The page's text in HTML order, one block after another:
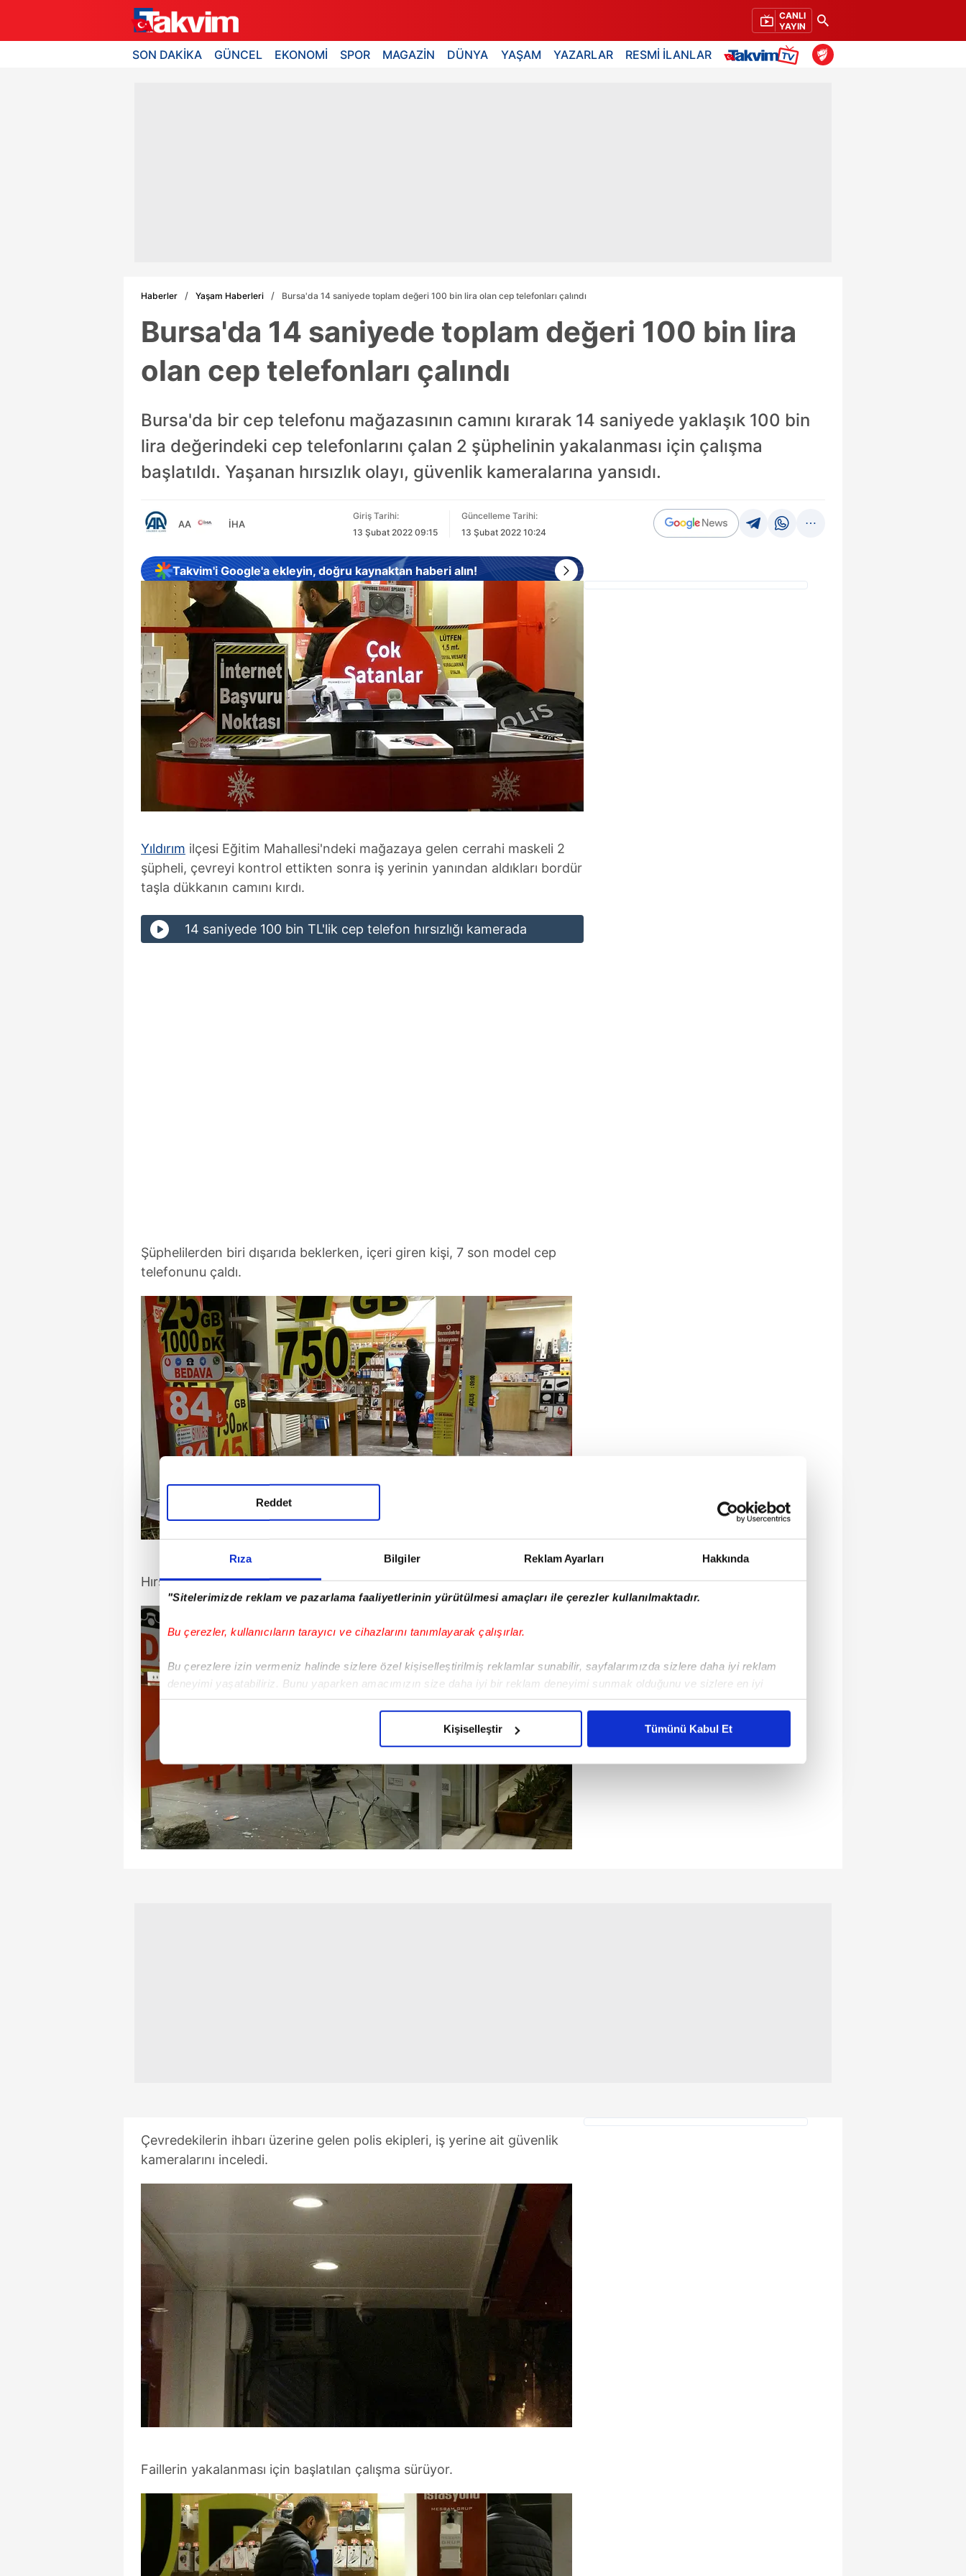
Rıza Bilgiler Reklam Ayarları Hakkında
"Sitelerimizde reklam ve pazarlama faaliyetlerinin yürütülmesi amaçları ile çerezler kullanılmaktadır.
Bu çerezler, kullanıcıların tarayıcı ve cihazlarını tanımlayarak çalışırlar.
Bu çerezlere izin vermeniz halinde sizlere özel kişiselleştirilmiş reklamlar sunabilir, sayfalarımızda sizlere daha iyi reklam
deneyimi yaşatabiliriz. Bunu yaparken amacımızın size daha iyi bir reklam deneyimi sunmak olduğunu ve sizlere en iyi
içerikleri sunabilmek adına elimizden gelen çabayı gösterdiğimizi ve bu noktada, reklamların maliyetlerimizi karşılamak
Sizlere daha iyi bir hizmet sunabilmek için İnternet Sitemizde kendimize ve üçüncü kişilere ait çerezler kullanılmaktadır. Bu
çerezler vasıtasıyla çeşitli kişisel verileriniz işlenmekte olup gerekli olan çerezler bilgi toplumu hizmetlerinin sunulması
amacıyla kullanılmaktadır. Diğer çerezler, sitemizin daha işlevsel kılınması ve kişiselleştirilmesi ve sizlere yönelik
reklam/pazarlama faaliyetlerinin yapılması, amaçlarıyla sınırlı olarak açık rızanız dahilinde kullanılacaktır.
Reddet
Kişiselleştir Tümünü Kabul Et
CANLI
YAYIN
SON DAKİKA GÜNCEL EKONOMİ SPOR MAGAZİN DÜNYA YAŞAM YAZARLAR RESMİ İLANLAR
Haberler Yaşam Haberleri Bursa'da 14 saniyede toplam değeri 100 bin lira olan cep telefonları çalındı
Bursa'da 14 saniyede toplam değeri 100 bin lira
olan cep telefonları çalındı
Bursa'da bir cep telefonu mağazasının camını kırarak 14 saniyede yaklaşık 100 bin
lira değerindeki cep telefonlarını çalan 2 şüphelinin yakalanması için çalışma
başlatıldı. Yaşanan hırsızlık olayı, güvenlik kameralarına yansıdı.
AA İHA
Giriş Tarihi:
13 Şubat 2022 09:15
Güncelleme Tarihi:
13 Şubat 2022 10:24
Takvim'i Google'a ekleyin, doğru kaynaktan haberi alın!
Yıldırım ilçesi Eğitim Mahallesi'ndeki mağazaya gelen cerrahi maskeli 2
şüpheli, çevreyi kontrol ettikten sonra iş yerinin yanından aldıkları bordür
taşla dükkanın camını kırdı.
14 saniyede 100 bin TL'lik cep telefon hırsızlığı kamerada
Şüphelilerden biri dışarıda beklerken, içeri giren kişi, 7 son model cep
telefonunu çaldı.
Hırsızlar olay yerinden koşarak uzaklaştı.
Çevredekilerin ihbarı üzerine gelen polis ekipleri, iş yerine ait güvenlik
kameralarını inceledi.
Faillerin yakalanması için başlatılan çalışma sürüyor.